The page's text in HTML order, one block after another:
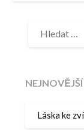
Láska ke